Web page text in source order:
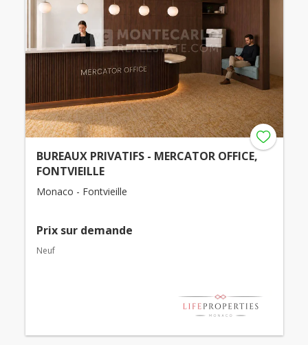
BUREAUX PRIVATIFS - MERCATOR OFFICE,
FONTVIEILLE
Monaco - Fontvieille
Prix ​​sur demande
Neuf